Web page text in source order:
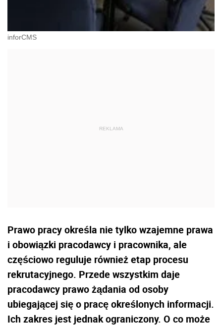
inforCMS
Prawo pracy określa nie tylko wzajemne prawa
i obowiązki pracodawcy i pracownika, ale
częściowo reguluje również etap procesu
rekrutacyjnego. Przede wszystkim daje
pracodawcy prawo żądania od osoby
ubiegającej się o pracę określonych informacji.
Ich zakres jest jednak ograniczony. O co może